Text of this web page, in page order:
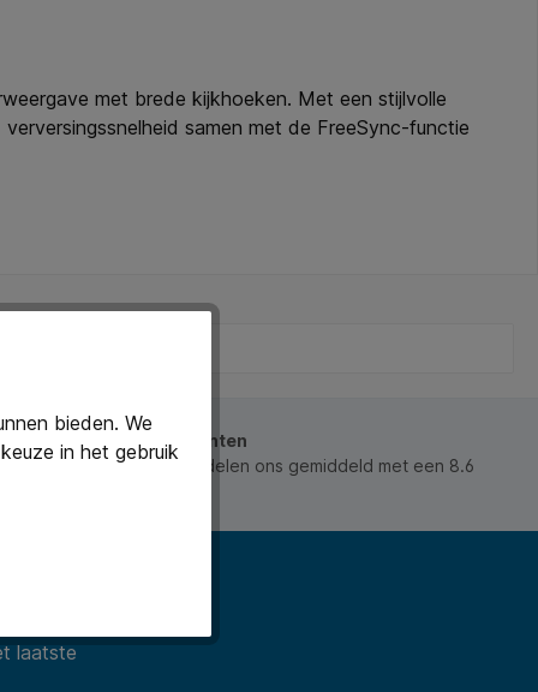
met brede kijkhoeken. Met een stijlvolle
samen met de FreeSync-functie
door onze klanten
ons en beoordelen ons gemiddeld met een 8.6
laatste
bieden. We
in het gebruik